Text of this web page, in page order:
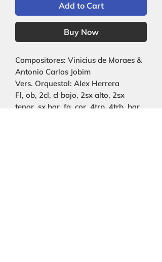
Add to Cart
Buy Now
Compositores: Vinicius de Moraes &
Antonio Carlos Jobim
Vers. Orquestal: Alex Herrera
Fl, ob, 2cl, cl bajo, 2sx alto, 2sx
tenor, sx bar, fg, cor, 4trp, 4trb, bar